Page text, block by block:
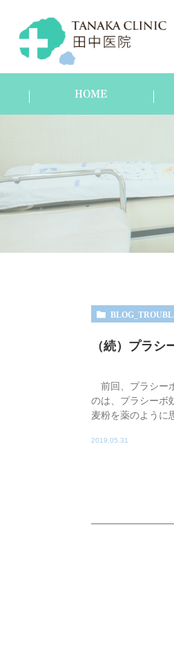
HOME
（続）プラシ
前回、プラシー
のは、プラシーボ
麦粉を薬のように
2019.05.31